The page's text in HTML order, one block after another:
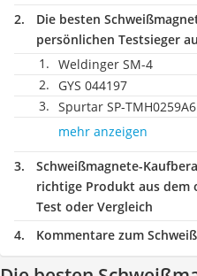
Die besten
persönlichen Testsieger
Weldinger SM-4
GYS 044197
Spurtar SP-TMH0259A6
mehr anzeigen
Schweißmagnete-
richtige Produkt aus dem
Test oder Vergleich
Kommentare zum